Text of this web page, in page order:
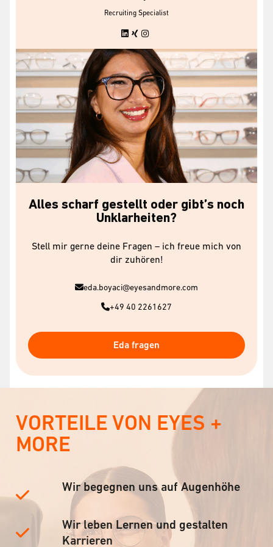
Recruiting Specialist
Alles scharf gestellt oder gibt’s noch
Unklarheiten?
Stell mir gerne deine Fragen – ich freue mich von
dir zuhören!
eda.boyaci@eyesandmore.com
+49 40 2261627
Eda fragen
VORTEILE VON EYES +
MORE
Wir begegnen uns auf Augenhöhe
Wir leben Lernen und gestalten
Karrieren